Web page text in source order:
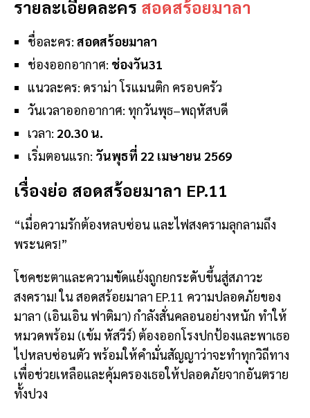
รายละเอียดละคร สอดสร้อยมาลา
ชื่อละคร: สอดสร้อยมาลา
ช่องออกอากาศ: ช่องวัน31
แนวละคร: ดราม่า โรแมนติก ครอบครัว
วันเวลาออกอากาศ: ทุกวันพุธ–พฤหัสบดี
เวลา: 20.30 น.
เริ่มตอนแรก: วันพุธที่ 22 เมษายน 2569
เรื่องย่อ สอดสร้อยมาลา EP.11
“เมื่อความรักต้องหลบซ่อน และไฟสงครามลุกลามถึง
พระนคร!”
โชคชะตาและความขัดแย้งถูกยกระดับขึ้นสู่สภาวะ
สงคราม! ใน สอดสร้อยมาลา EP.11 ความปลอดภัยของ
มาลา (เอินเอิน ฟาติมา) กำลังสั่นคลอนอย่างหนัก ทำให้
หมวดพร้อม (เข้ม หัสวีร์) ต้องออกโรงปกป้องและพาเธอ
ไปหลบซ่อนตัว พร้อมให้คำมั่นสัญญาว่าจะทำทุกวิถีทาง
เพื่อช่วยเหลือและคุ้มครองเธอให้ปลอดภัยจากอันตราย
ทั้งปวง